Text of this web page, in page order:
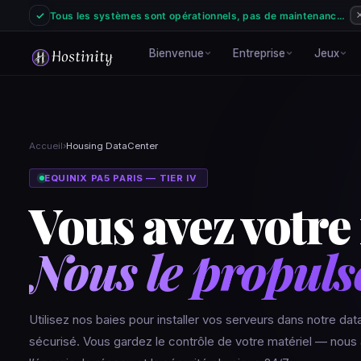
✓ Tous les systèmes sont opérationnels, pas de maintenance prévue au 07/08/2026
Bienvenue
🏠 Accueil
Page principale Hostinity
🚨 Émanant de notre réseau
🎫
Ouvrir un ticket
Support technique
Entreprise
Connaître les avis
🎮 Jouez avec
Tous nos jeux &
🎡
Roue de la
1 tour/jour · crédits,
à gagner
Jeux
Tous
Accueil›Housing DataCenter
EQUINIX PA5 PARIS — TIER IV
Vous avez
Nous le
Utilisez nos baies pour installer vos serveurs dans notre
sécurisé. Vous gardez le contrôle de votre matériel — nous